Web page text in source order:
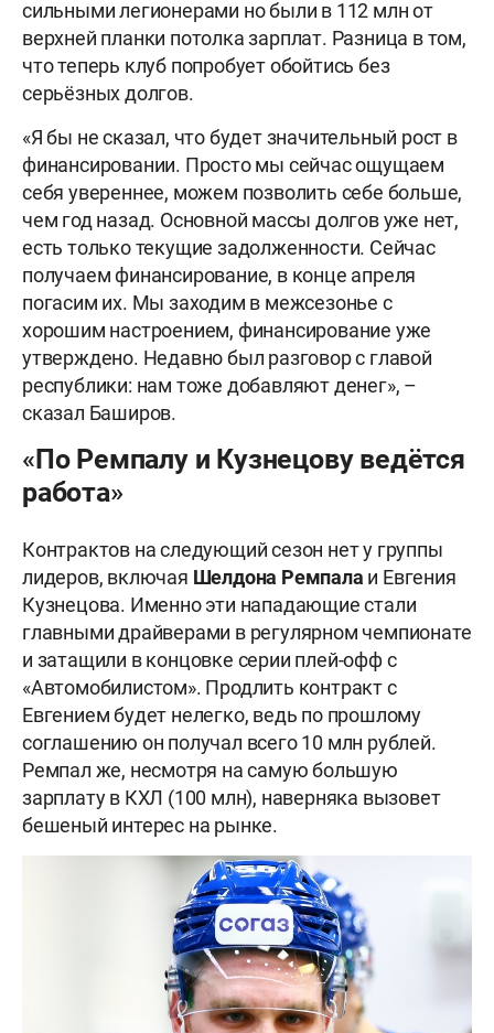
сильными легионерами но были в 112 млн от
верхней планки потолка зарплат. Разница в том,
что теперь клуб попробует обойтись без
серьёзных долгов.
«Я бы не сказал, что будет значительный рост в
финансировании. Просто мы сейчас ощущаем
себя увереннее, можем позволить себе больше,
чем год назад. Основной массы долгов уже нет,
есть только текущие задолженности. Сейчас
получаем финансирование, в конце апреля
погасим их. Мы заходим в межсезонье с
хорошим настроением, финансирование уже
утверждено. Недавно был разговор с главой
республики: нам тоже добавляют денег», –
сказал Баширов.
«По Ремпалу и Кузнецову ведётся
работа»
Контрактов на следующий сезон нет у группы
лидеров, включая Шелдона Ремпала и Евгения
Кузнецова. Именно эти нападающие стали
главными драйверами в регулярном чемпионате
и затащили в концовке серии плей-офф с
«Автомобилистом». Продлить контракт с
Евгением будет нелегко, ведь по прошлому
соглашению он получал всего 10 млн рублей.
Ремпал же, несмотря на самую большую
зарплату в КХЛ (100 млн), наверняка вызовет
бешеный интерес на рынке.